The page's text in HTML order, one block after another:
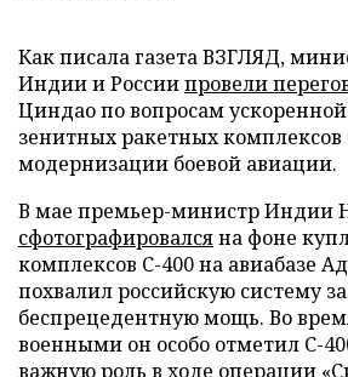
Как писала газета ВЗГЛЯД,
Индии и Россиипровели
Циндао по вопросам
зенитных ракетных комплексов
модернизации боевой авиации.
В мае премьер-министр Индии
сфотографировалсяна фоне
комплексов С-400 на авиабазе
похвалил российскую систему за
беспрецедентную мощь. Во
военными он особо отметил С-
важную роль в ходе операции